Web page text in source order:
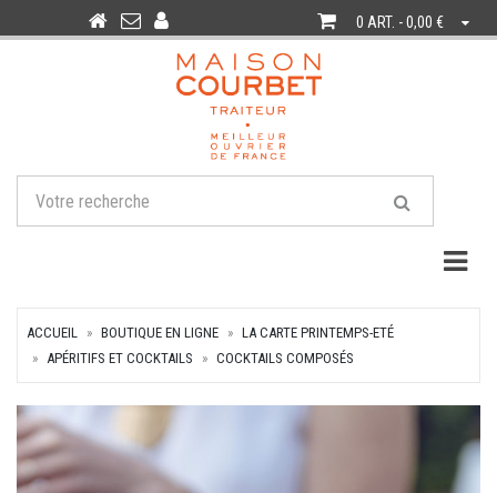
0 ART. - 0,00 €
ACCUEIL BOUTIQUE EN LIGNE
LA CARTE PRINTEMPS-ETÉ
APÉRITIFS ET COCKTAILS
COCKTAILS COMPOSÉS